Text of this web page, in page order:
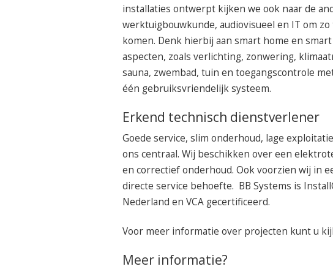
installaties ontwerpt kijken we ook naar de
werktuigbouwkunde, audiovisueel en IT om
komen. Denk hierbij aan smart home en
aspecten, zoals verlichting, zonwering,
sauna, zwembad, tuin en toegangscontrole
één gebruiksvriendelijk systeem.
Erkend technisch dienstverlener
Goede service, slim onderhoud, lage
ons centraal. Wij beschikken over een
en correctief onderhoud. Ook voorzien wij in
directe service behoefte. BB Systems is
Nederland en VCA gecertificeerd.
Voor meer informatie over projecten kunt u
Meer informatie?